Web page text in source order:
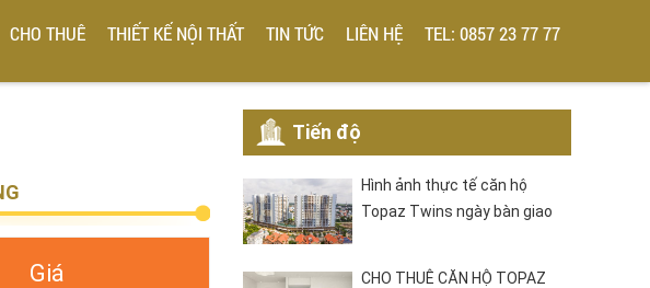
CHO THUÊ THIẾT KẾ NỘI THẤT TIN TỨC LIÊN HỆ TEL: 0857 23 77 77
Giá
Tiến độ
Hình ảnh thực tế căn hộ
Topaz Twins ngày bàn giao
CHO THUÊ CĂN HỘ TOPAZ